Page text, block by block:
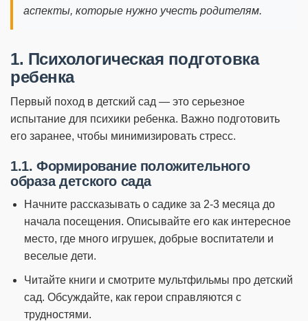
Слова поддержки
Детская литература
Полезный досуг
Карта
аспекты, которые нужно учесть родителям.
1. Психологическая подготовка
ребенка
Первый поход в детский сад — это серьезное
испытание для психики ребенка. Важно подготовить
его заранее, чтобы минимизировать стресс.
1.1. Формирование положительного
образа детского сада
Начните рассказывать о садике за 2-3 месяца до
начала посещения. Описывайте его как интересное
место, где много игрушек, добрые воспитатели и
веселые дети.
Читайте книги и смотрите мультфильмы про детский
сад. Обсуждайте, как герои справляются с
трудностями.